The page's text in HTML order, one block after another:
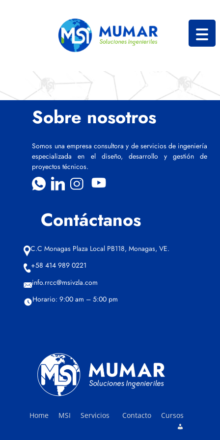
Sobre nosotros
Somos una empresa consultora y de servicios de ingeniería
especializada en el diseño, desarrollo y gestión de
proyectos técnicos.
Contáctanos
C.C Monagas Plaza Local PB118, Monagas, VE.
+58 414 989 0221
info.rrcc@msivzla.com
Horario: 9:00 am – 5:00 pm
Home MSI Servicios Contacto Cursos